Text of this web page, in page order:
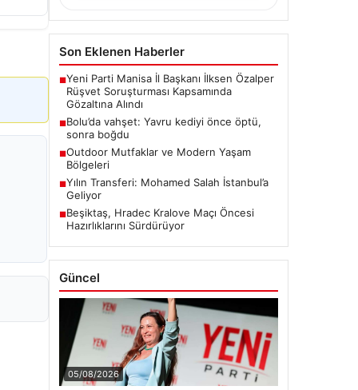
Son Eklenen Haberler
■Yeni Parti Manisa İl Başkanı İlksen Özalper
Rüşvet Soruşturması Kapsamında
Gözaltına Alındı
■Bolu’da vahşet: Yavru kediyi önce öptü,
sonra boğdu
■Outdoor Mutfaklar ve Modern Yaşam
Bölgeleri
■Yılın Transferi: Mohamed Salah İstanbul’a
Geliyor
■Beşiktaş, Hradec Kralove Maçı Öncesi
Hazırlıklarını Sürdürüyor
Güncel
05/08/2026